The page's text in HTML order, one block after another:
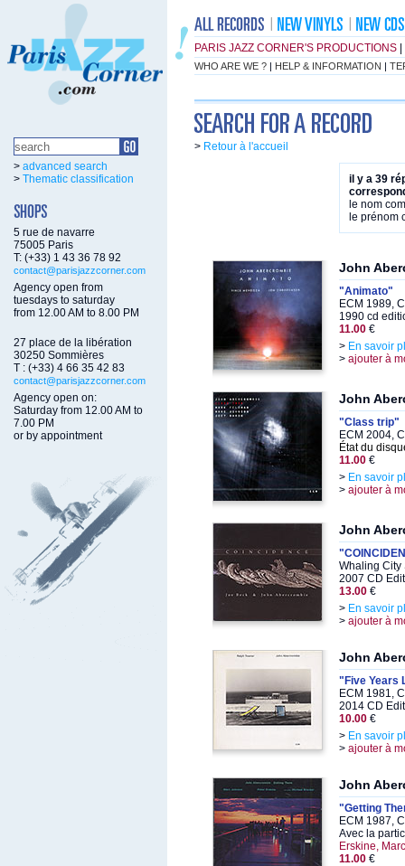
PARIS JAZZ CORNER'S PRODUCTIONS
WHO ARE WE ? | HELP & INFORMATION |
> advanced search
> Thematic classification
5 rue de navarre
75005 Paris
T: (+33) 1 43 36 78 92
contact@parisjazzcorner.com
Agency open from
tuesdays to saturday
from 12.00 AM to 8.00 PM
27 place de la libération
30250 Sommières
T : (+33) 4 66 35 42 83
contact@parisjazzcorner.com
Agency open on:
Saturday from 12.00 AM to
7.00 PM
or by appointment
> Retour à l'accueil
il y a 39
le nom
le prénom
John
"Animato"
ECM 1989,
1990 cd
11.00 €
> En savoir
> ajouter à
John
"Class trip"
ECM 2004,
État du
11.00 €
> En savoir
> ajouter à
John
Whaling City
2007 CD
13.00 €
> En savoir
> ajouter à
John
"Five Years
ECM 1981,
2014 CD
10.00 €
> En savoir
> ajouter à
John
"Getting
ECM 1987,
Avec la
Erskine,
11.00 €